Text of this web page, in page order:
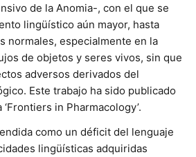
de la Anomia-, con el que se
lingüístico aún mayor, hasta
normales, especialmente en la
de objetos y seres vivos, sin que
adversos derivados del
Este trabajo ha sido publicado
in Pharmacology’.
como un déficit del lenguaje
lingüísticas adquiridas